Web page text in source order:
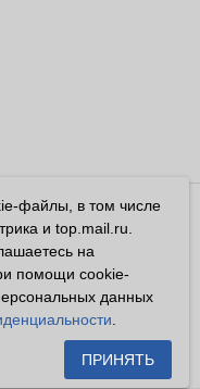
1032700302194
сайте имеет
предусмотренная
файлы, в том числе
и top.mail.ru.
на
помощи cookie-
данных
ПРИНЯТЬ